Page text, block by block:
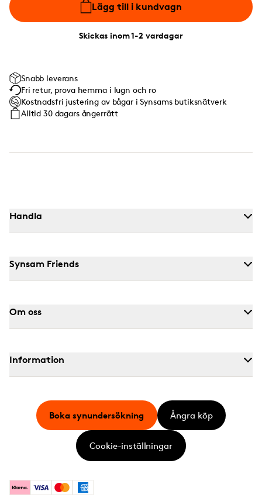
Lägg till i kundvagn
Skickas inom 1-2 vardagar
Snabb leverans
Fri retur, prova hemma i lugn och ro
Kostnadsfri justering av bågar i Synsams butiksnätverk
Alltid 30 dagars ångerrätt
Handla
Synsam Friends
Om oss
Information
KlarnaVisa MastercardAmerican Express
Boka synundersökning Ångra köp
Cookie-inställningar